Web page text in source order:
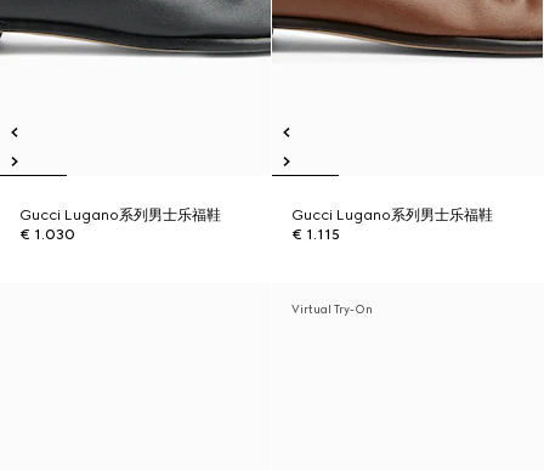
Gucci Lugano系列男士乐福鞋
€ 1.030
Gucci Lugano系列男士乐福鞋
€ 1.115
Virtual Try-On